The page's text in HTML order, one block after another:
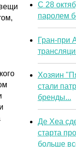
С 28
паролем
Гран-при
Хозяин
стали
бренды...
Де Хеа
старта
больше